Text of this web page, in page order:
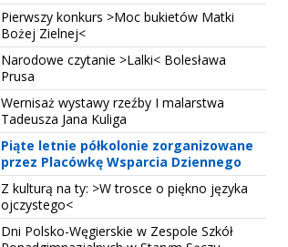
Pierwszy konkurs >Moc bukietów Matki
Bożej Zielnej<
Narodowe czytanie >Lalki< Bolesława
Prusa
Wernisaż wystawy rzeźby I malarstwa
Tadeusza Jana Kuliga
Piąte letnie półkolonie zorganizowane
przez Placówkę Wsparcia Dziennego
Z kulturą na ty: >W trosce o piękno języka
ojczystego<
Dni Polsko-Węgierskie w Zespole Szkół